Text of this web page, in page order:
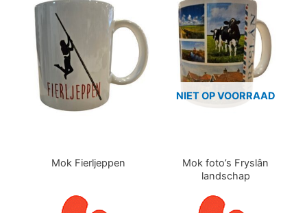
Mok Fierljeppen
NIET OP VOORRAAD
Mok foto’s Fryslân
landschap